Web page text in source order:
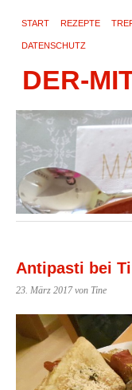
START REZEPTE
DATENSCHUTZ
DER-
Antipasti bei
23. März 2017 von Tine